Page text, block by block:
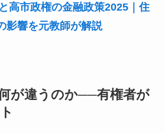
高市政権の金融政策2025｜住
影響を元教師が解説
が違うのか──有権者が